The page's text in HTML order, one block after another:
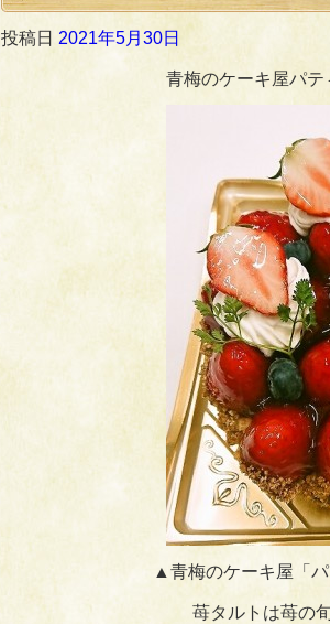
投稿日 2021年5月30日
青梅のケーキ屋パテ
▲青梅のケーキ屋「
苺タルトは苺の